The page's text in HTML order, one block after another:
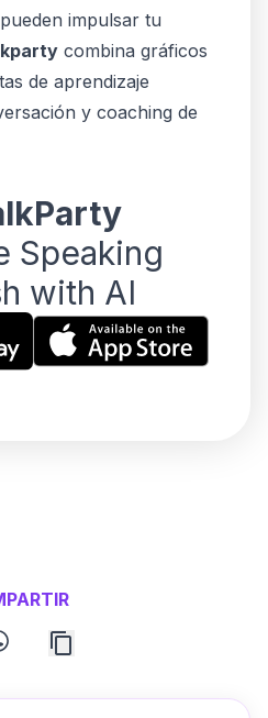
impulsar tu
combina gráficos
de aprendizaje
y coaching de
Speaking
with AI